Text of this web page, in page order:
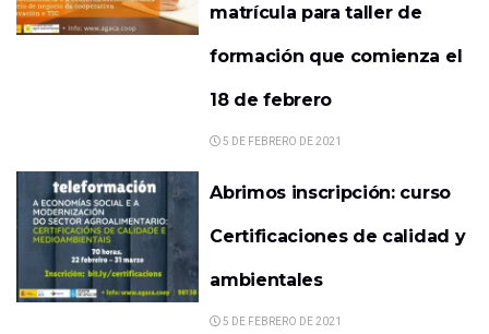
matrícula para taller de
formación que comienza el
18 de febrero
5 DE FEBRERO DE 2021
Abrimos inscripción: curso
Certificaciones de calidad y
ambientales
5 DE FEBRERO DE 2021